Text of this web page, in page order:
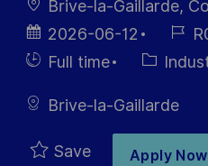
LocationBrive-la-Gaillarde,
Posted
Date
2026-06-12
Job
Id
HiringFull time Category
Brive-la-Gaillarde
Save Apply Now